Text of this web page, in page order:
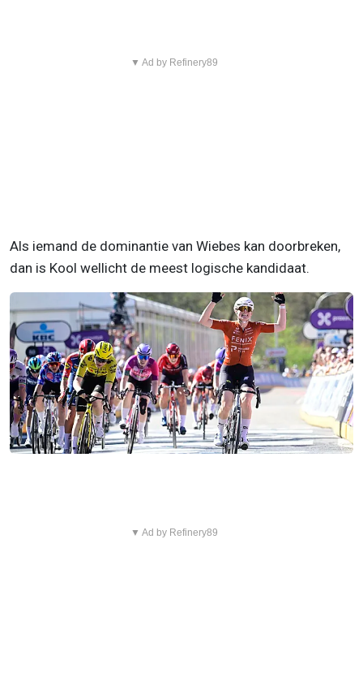
▼ Ad by Refinery89
Als iemand de dominantie van Wiebes kan doorbreken,
dan is Kool wellicht de meest logische kandidaat.
▼ Ad by Refinery89